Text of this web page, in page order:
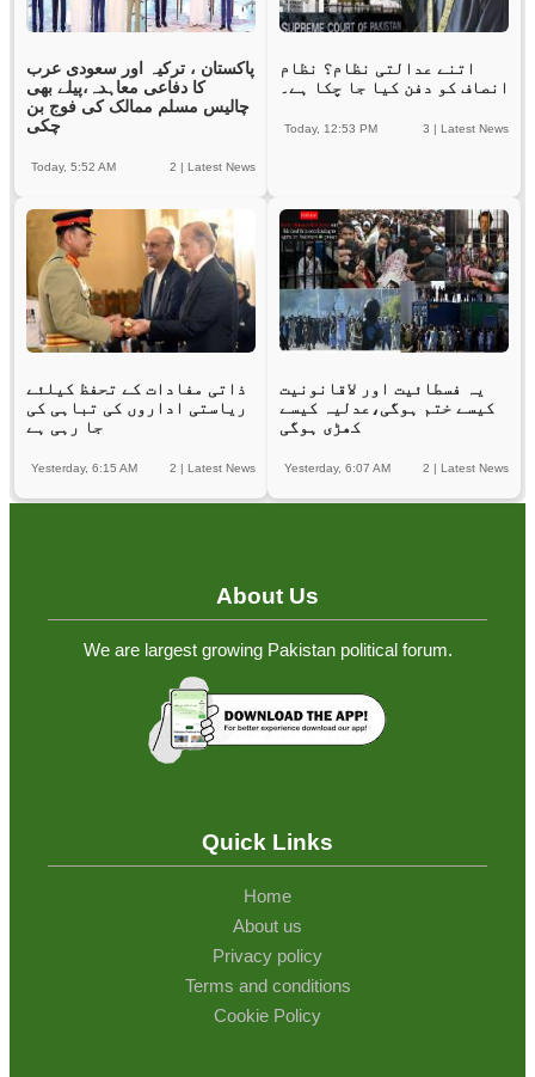
پاکستان ، ترکیہ اور سعودی عرب
کا دفاعی معاہدہ،پیلے بھی
چالیس مسلم ممالک کی فوج بن
چکی
2 | Latest News
Today, 5:52 AM
اتنے عدالتی نظام؟ نظام
انصاف کو دفن کیا جا چکا ہے۔
3 | Latest News
Today, 12:53 PM
ذاتی مفادات کے تحفظ کیلئے
ریاستی اداروں کی تباہی کی
جا رہی ہے
2 | Latest News
Yesterday, 6:15 AM
یہ فسطائیت اور لاقانونیت
کیسے ختم ہوگی،عدلیہ کیسے
کھڑی ہوگی
2 | Latest News
Yesterday, 6:07 AM
About Us
We are largest growing Pakistan political forum.
Quick Links
Home
About us
Privacy policy
Terms and conditions
Cookie Policy